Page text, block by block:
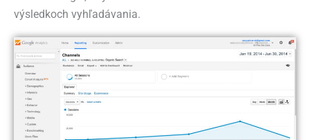
výsledkoch vyhľadávania.